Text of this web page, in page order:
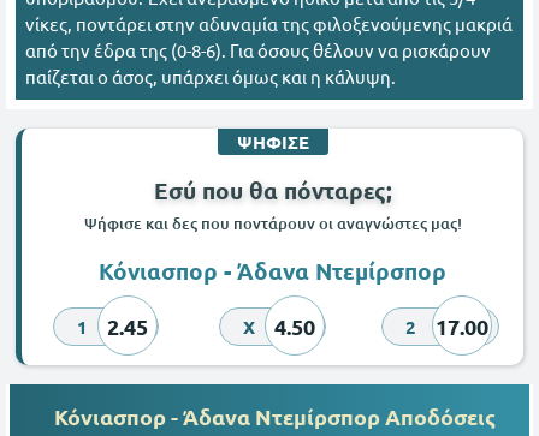
νίκες, ποντάρει στην αδυναμία της φιλοξενούμενης μακριά
από την έδρα της (0-8-6). Για όσους θέλουν να ρισκάρουν
παίζεται ο άσος, υπάρχει όμως και η κάλυψη.
ΨΗΦΙΣΕ
Εσύ που θα πόνταρες;
Ψήφισε και δες που ποντάρουν οι αναγνώστες μας!
Κόνιασπορ - Άδανα Ντεμίρσπορ
1 2.45 X 4.50 2 17.00
Κόνιασπορ - Άδανα Ντεμίρσπορ Αποδόσεις